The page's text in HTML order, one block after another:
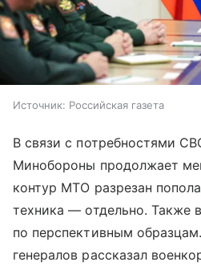
Источник: Российская газета
В связи с потребностями
Минобороны продолжает
контур МТО разрезан
техника — отдельно. Также
по перспективным
генералов рассказал